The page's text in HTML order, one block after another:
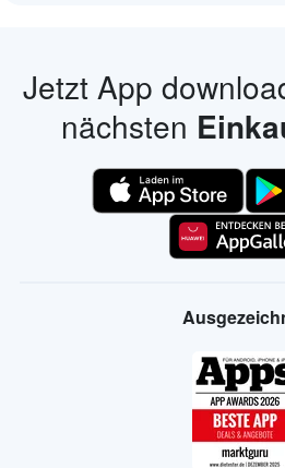
Jetzt App
nächsten